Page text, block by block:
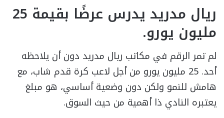
ريال مدريد يدرس عرضًا بقيمة 25
مليون يورو.
لم تمر الرقم في مكاتب ريال مدريد دون أن يلاحظه
أحد. 25 مليون يورو من أجل لاعب كرة قدم شاب، مع
هامش للنمو ولكن دون وضعية أساسي، هو مبلغ
يعتبره النادي ذا أهمية من حيث السوق.